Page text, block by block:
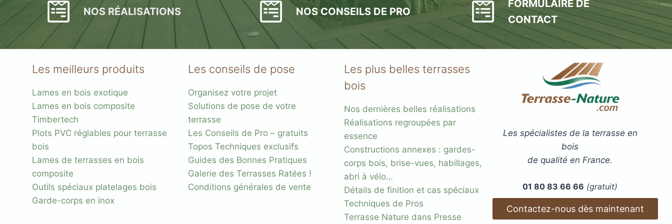
Plots réglables
incombustibles en acier
NOS RÉALISATIONS NOS CONSEILS DE PRO
FORMULAIRE DE
CONTACT
Les meilleurs produits
Lames en bois exotique
Lames en bois composite
Timbertech
Plots PVC réglables pour terrasse
bois
Lames de terrasses en bois
composite
Outils spéciaux platelages bois
Garde-corps en inox
Les conseils de pose
Organisez votre projet
Solutions de pose de votre
terrasse
Les Conseils de Pro – gratuits
Topos Techniques exclusifs
Guides des Bonnes Pratiques
Galerie des Terrasses Ratées !
Conditions générales de vente
Les plus belles terrasses
bois
Nos dernières belles réalisations
Réalisations regroupées par
essence
Constructions annexes : gardes-
corps bois, brise-vues, habillages,
abri à vélo…
Détails de finition et cas spéciaux
Techniques de Pros
Terrasse Nature dans Presse
Les spécialistes de la terrasse en
bois
de qualité en France.
01 80 83 66 66 (gratuit)
Contactez-nous dès maintenant